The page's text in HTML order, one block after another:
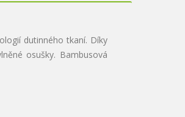
dutinného tkaní. Díky
osušky. Bambusová